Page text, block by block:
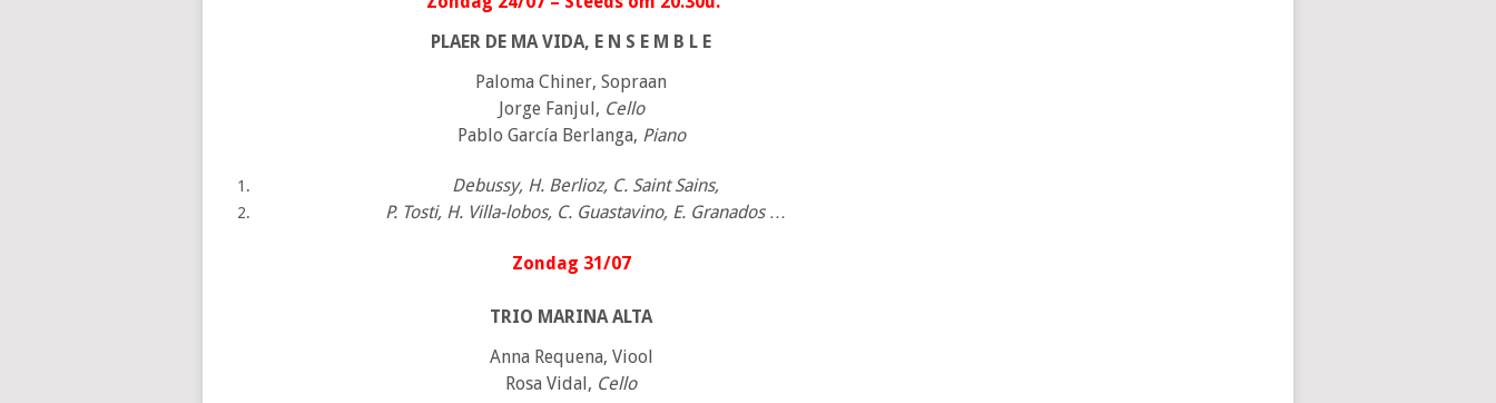
PLAER DE MA VIDA, E N S E M B L E
Paloma Chiner, Sopraan
Jorge Fanjul, Cello
Pablo García Berlanga, Piano
Debussy, H. Berlioz, C. Saint Sains,
P. Tosti, H. Villa-lobos, C. Guastavino, E. Granados …
Zondag 31/07
TRIO MARINA ALTA
Anna Requena, Viool
Rosa Vidal, Cello